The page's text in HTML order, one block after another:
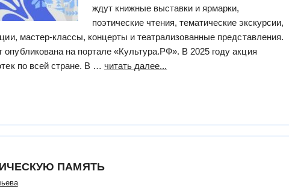
для
ждут книжные выставки и ярмарки,
поэтические чтения, тематические экскурсии,
мастер-классы, концерты и театрализованные представления.
на портале «Культура.РФ». В 2025 году акция
по всей стране. В … читать далее...
ПАМЯТЬ